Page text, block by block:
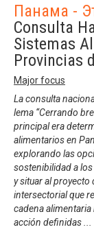
Панама -
Consulta
Sistemas
Provincias
Major focus
La consulta
lema “Cerrando
principal era
alimentarios en
explorando las
sostenibilidad a
y situar al
intersectorial que
cadena
acción definidas